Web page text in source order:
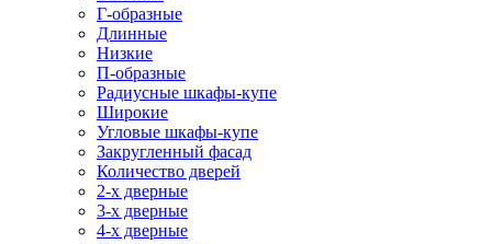
Г-образные
Длинные
Низкие
П-образные
Радиусные шкафы-купе
Широкие
Угловые шкафы-купе
Закругленный фасад
Количество дверей
2-х дверные
3-х дверные
4-х дверные